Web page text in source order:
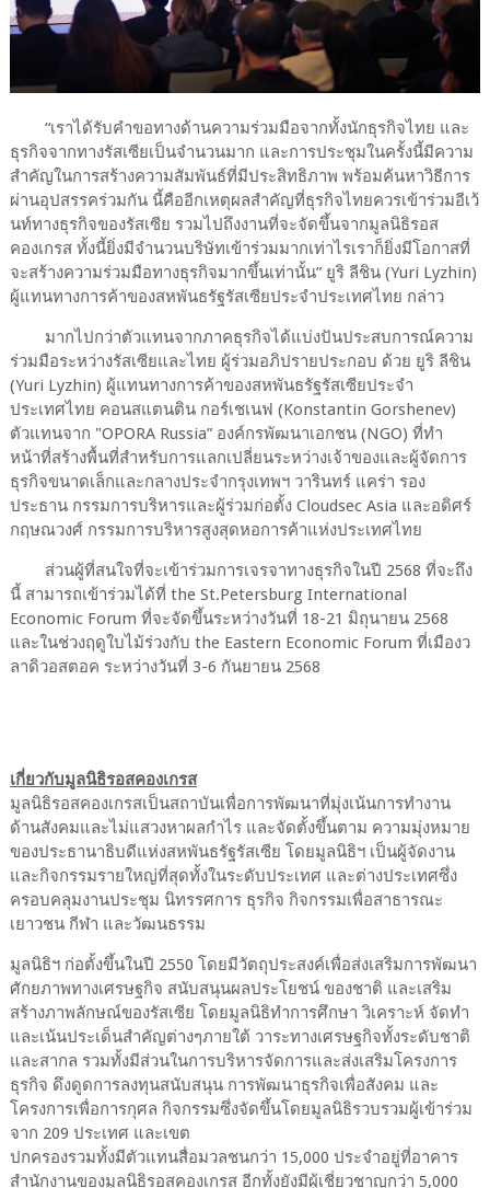
“เราได้รับคำขอทางด้านความร่วมมือจากทั้งนักธุรกิจไทย และ
ธุรกิจจากทางรัสเซียเป็นจำนวนมาก และการประชุมในครั้งนี้มีความ
สำคัญในการสร้างความสัมพันธ์ที่มีประสิทธิภาพ พร้อมค้นหาวิธีการ
ผ่านอุปสรรคร่วมกัน นี้คืออีกเหตุผลสำคัญที่ธุรกิจไทยควรเข้าร่วมอีเว้
นท์ทางธุรกิจของรัสเซีย รวมไปถึงงานที่จะจัดขึ้นจากมูลนิธิรอส
คองเกรส ทั้งนี้ยิ่งมีจำนวนบริษัทเข้าร่วมมากเท่าไรเราก็ยิ่งมีโอกาสที่
จะสร้างความร่วมมือทางธุรกิจมากขึ้นเท่านั้น” ยูริ ลีชิน (Yuri Lyzhin)
ผู้แทนทางการค้าของสหพันธรัฐรัสเซียประจำประเทศไทย กล่าว
มากไปกว่าตัวแทนจากภาคธุรกิจได้แบ่งปันประสบการณ์ความ
ร่วมมือระหว่างรัสเซียและไทย ผู้ร่วมอภิปรายประกอบ ด้วย ยูริ ลีชิน
(Yuri Lyzhin) ผู้แทนทางการค้าของสหพันธรัฐรัสเซียประจำ
ประเทศไทย คอนสแตนติน กอร์เชเนฟ (Konstantin Gorshenev)
ตัวแทนจาก "OPORA Russia” องค์กรพัฒนาเอกชน (NGO) ที่ทำ
หน้าที่สร้างพื้นที่สำหรับการแลกเปลี่ยนระหว่างเจ้าของและผู้จัดการ
ธุรกิจขนาดเล็กและกลางประจำกรุงเทพฯ วารินทร์ แคร่า รอง
ประธาน กรรมการบริหารและผู้ร่วมก่อตั้ง Cloudsec Asia และอดิศร์
กฤษณวงศ์ กรรมการบริหารสูงสุดหอการค้าแห่งประเทศไทย
ส่วนผู้ที่สนใจที่จะเข้าร่วมการเจรจาทางธุรกิจในปี 2568 ที่จะถึง
นี้ สามารถเข้าร่วมได้ที่ the St.Petersburg International
Economic Forum ที่จะจัดขึ้นระหว่างวันที่ 18-21 มิถุนายน 2568
และในช่วงฤดูใบไม้ร่วงกับ the Eastern Economic Forum ที่เมืองว
ลาดิวอสตอค ระหว่างวันที่ 3-6 กันยายน 2568
เกี่ยวกับมูลนิธิรอสคองเกรส
มูลนิธิรอสคองเกรสเป็นสถาบันเพื่อการพัฒนาที่มุ่งเน้นการทำงาน
ด้านสังคมและไม่แสวงหาผลกำไร และจัดตั้งขึ้นตาม ความมุ่งหมาย
ของประธานาธิบดีแห่งสหพันธรัฐรัสเซีย โดยมูลนิธิฯ เป็นผู้จัดงาน
และกิจกรรมรายใหญ่ที่สุดทั้งในระดับประเทศ และต่างประเทศซึ่ง
ครอบคลุมงานประชุม นิทรรศการ ธุรกิจ กิจกรรมเพื่อสาธารณะ
เยาวชน กีฬา และวัฒนธรรม
มูลนิธิฯ ก่อตั้งขึ้นในปี 2550 โดยมีวัตถุประสงค์เพื่อส่งเสริมการพัฒนา
ศักยภาพทางเศรษฐกิจ สนับสนุนผลประโยชน์ ของชาติ และเสริม
สร้างภาพลักษณ์ของรัสเซีย โดยมูลนิธิทำการศึกษา วิเคราะห์ จัดทำ
และเน้นประเด็นสำคัญต่างๆภายใต้ วาระทางเศรษฐกิจทั้งระดับชาติ
และสากล รวมทั้งมีส่วนในการบริหารจัดการและส่งเสริมโครงการ
ธุรกิจ ดึงดูดการลงทุนสนับสนุน การพัฒนาธุรกิจเพื่อสังคม และ
โครงการเพื่อการกุศล กิจกรรมซึ่งจัดขึ้นโดยมูลนิธิรวบรวมผู้เข้าร่วม
จาก 209 ประเทศ และเขต
ปกครองรวมทั้งมีตัวแทนสื่อมวลชนกว่า 15,000 ประจำอยู่ที่อาคาร
สำนักงานของมูลนิธิรอสคองเกรส อีกทั้งยังมีผู้เชี่ยวชาญกว่า 5,000